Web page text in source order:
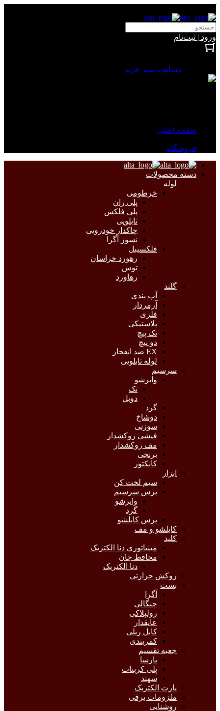
ورود | ثبت‌نام
مشاهده سبد خرید
صفحه اصلی
فروشگاه
دسته محصولات
لوله
خرطومی
پلی ران
پلی فلکس
تابلویی
چاکدار خودرویی
نسوز آگرا
فلکسیبل
رهورد خراسان
توس
رهاورد
گلند
آب بندی
آرمردار
فلزی
پلاستیکی
تک پیچ
دو پیچ
EX ضد انفجار
لوله تابلویی
سرسیم
وایرشو
تک
دوبل
گرد
دوشاخ
سوزنی
فیشی روکشدار
مف روکشدار
برنجی
کانکتور
ابزار
سیم لخت کن
پرس سرسیم
وایرشو
گرد
پرس کابلشو
کابلشو و مف
کلید
مینیاتوری دنا الکتریک
محافظ جان
دنا الکتریک
روکش حرارتی
بست
آگرا
چنگالی
رولپلاکی
عایقدار
کابل ریلی
کمربندی
جعبه تقسیم
پارسا
پلی کربنات
سهند
پارت الکتریک
ملزومات برقی
روشنایی